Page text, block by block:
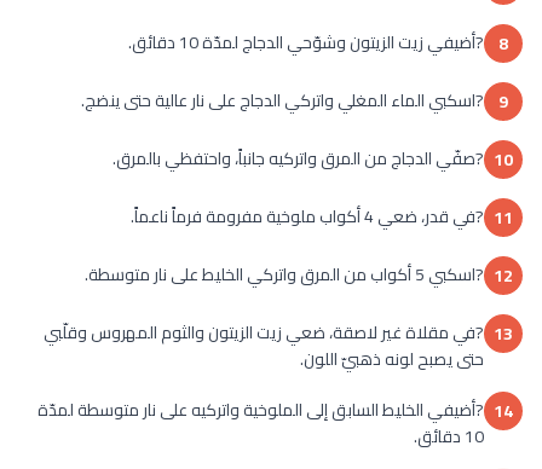
8 ?أضيفي زيت الزيتون وشوّحي الدجاج لمدّة 10 دقائق.
9 ?اسكبي الماء المغلي واتركي الدجاج على نار عالية حتى ينضج.
10 ?صفّي الدجاج من المرق واتركيه جانباً، واحتفظي بالمرق.
11 ?في قدر، ضعي 4 أكواب ملوخية مفرومة فرماً ناعماً.
12 ?اسكبي 5 أكواب من المرق واتركي الخليط على نار متوسطة.
13 ?في مقلاة غير لاصقة، ضعي زيت الزيتون والثوم المهروس وقلّبي
حتى يصبح لونه ذهبيّ اللون.
14 ?أضيفي الخليط السابق إلى الملوخية واتركيه على نار متوسطة لمدّة
10 دقائق.